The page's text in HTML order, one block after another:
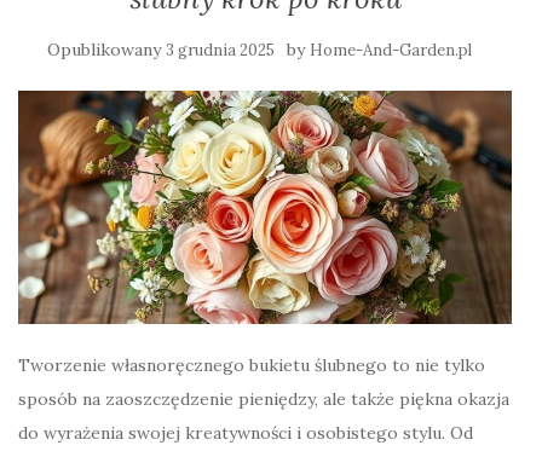
Opublikowany 3 grudnia 2025 by Home-And-Garden.pl
Tworzenie własnoręcznego bukietu ślubnego to nie tylko
sposób na zaoszczędzenie pieniędzy, ale także piękna okazja
do wyrażenia swojej kreatywności i osobistego stylu. Od